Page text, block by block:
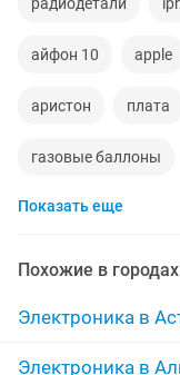
айфон 10 apple
аристон плата
газовые баллоны
ariston
новые наушники
karcher nord
Показать еще
Похожие в городах
Электроника в
Электроника в